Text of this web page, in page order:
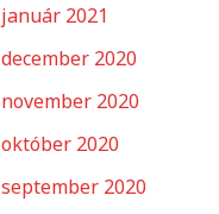
január 2021
december 2020
november 2020
október 2020
september 2020